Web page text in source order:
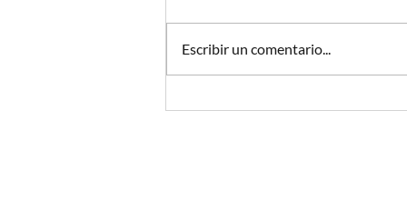
Escribir un comentario...